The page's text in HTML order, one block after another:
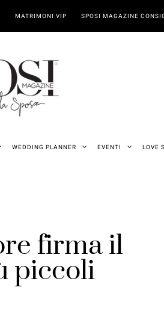
MATRIMONI VIP SPOSI MAGAZINE
WEDDING PLANNER EVENTI LOVE
firma il
piccoli